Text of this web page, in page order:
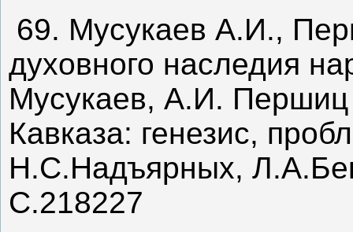
69. Мусукаев А.И.,
духовного наследия
Мусукаев, А.И. Першиц
Кавказа: генезис,
Н.С.Надъярных,
С.218227